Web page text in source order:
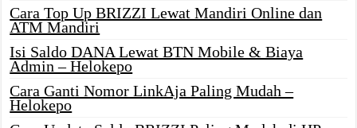
Cara Top Up BRIZZI Lewat Mandiri Online dan
ATM Mandiri
Isi Saldo DANA Lewat BTN Mobile & Biaya
Admin – Helokepo
Cara Ganti Nomor LinkAja Paling Mudah –
Helokepo